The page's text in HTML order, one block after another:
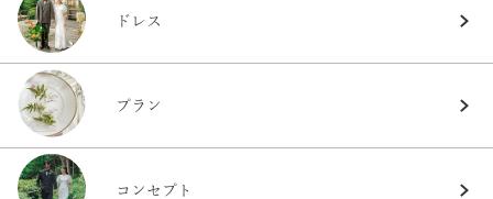
ドレス
プラン
コンセプト